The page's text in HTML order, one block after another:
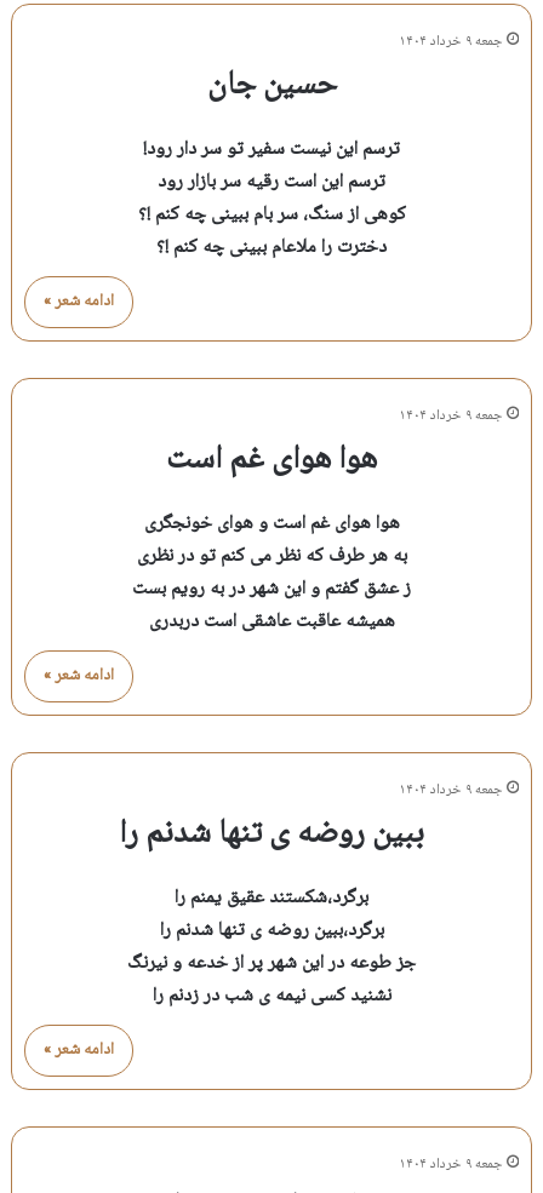
جمعه ۹ خرداد ۱۴۰۴
حسین جان
ترسم این نیست سفیر تو سر دار رود!
ترسم این است رقیه سر بازار رود
کوهی از سنگ، سر بام ببینی چه کنم !؟
دخترت را ملاعام ببینی چه کنم !؟
ادامه شعر »
جمعه ۹ خرداد ۱۴۰۴
هوا هوای غم است
هوا هوای غم است و هوای خونجگری
به هر طرف که نظر می کنم تو در نظری
ز عشق گفتم و این شهر در به رویم بست
همیشه عاقبت عاشقی است دربدری
ادامه شعر »
جمعه ۹ خرداد ۱۴۰۴
ببین روضه ی تنها شدنم را
برگرد،شکستند عقیق یمنم را
برگرد،ببین روضه ی تنها شدنم را
جز طوعه در این شهر پر از خدعه و نیرنگ
نشنید کسی نیمه ی شب در زدنم را
ادامه شعر »
جمعه ۹ خرداد ۱۴۰۴